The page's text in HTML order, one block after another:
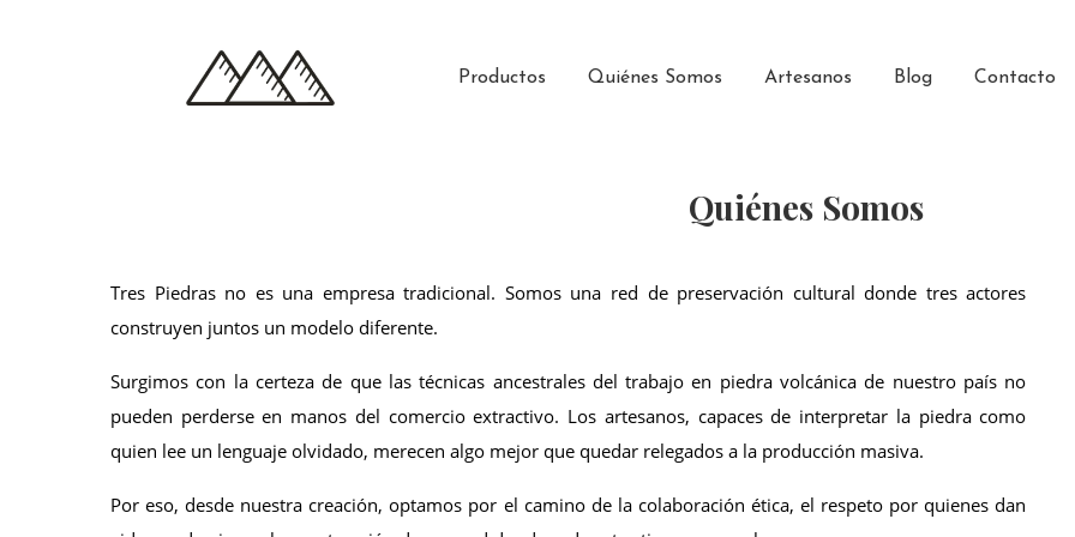
Productos Quiénes Somos Artesanos Blog Contacto
Quiénes Somos
Tres Piedras no es una empresa tradicional. Somos una red de preservación cultural donde tres actores
construyen juntos un modelo diferente.
Surgimos con la certeza de que las técnicas ancestrales del trabajo en piedra volcánica de nuestro país no
pueden perderse en manos del comercio extractivo. Los artesanos, capaces de interpretar la piedra como
quien lee un lenguaje olvidado, merecen algo mejor que quedar relegados a la producción masiva.
Por eso, desde nuestra creación, optamos por el camino de la colaboración ética, el respeto por quienes dan